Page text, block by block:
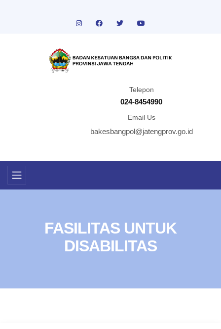
Telepon
024-8454990
Email Us
bakesbangpol@jatengprov.go.id
FASILITAS UNTUK
DISABILITAS